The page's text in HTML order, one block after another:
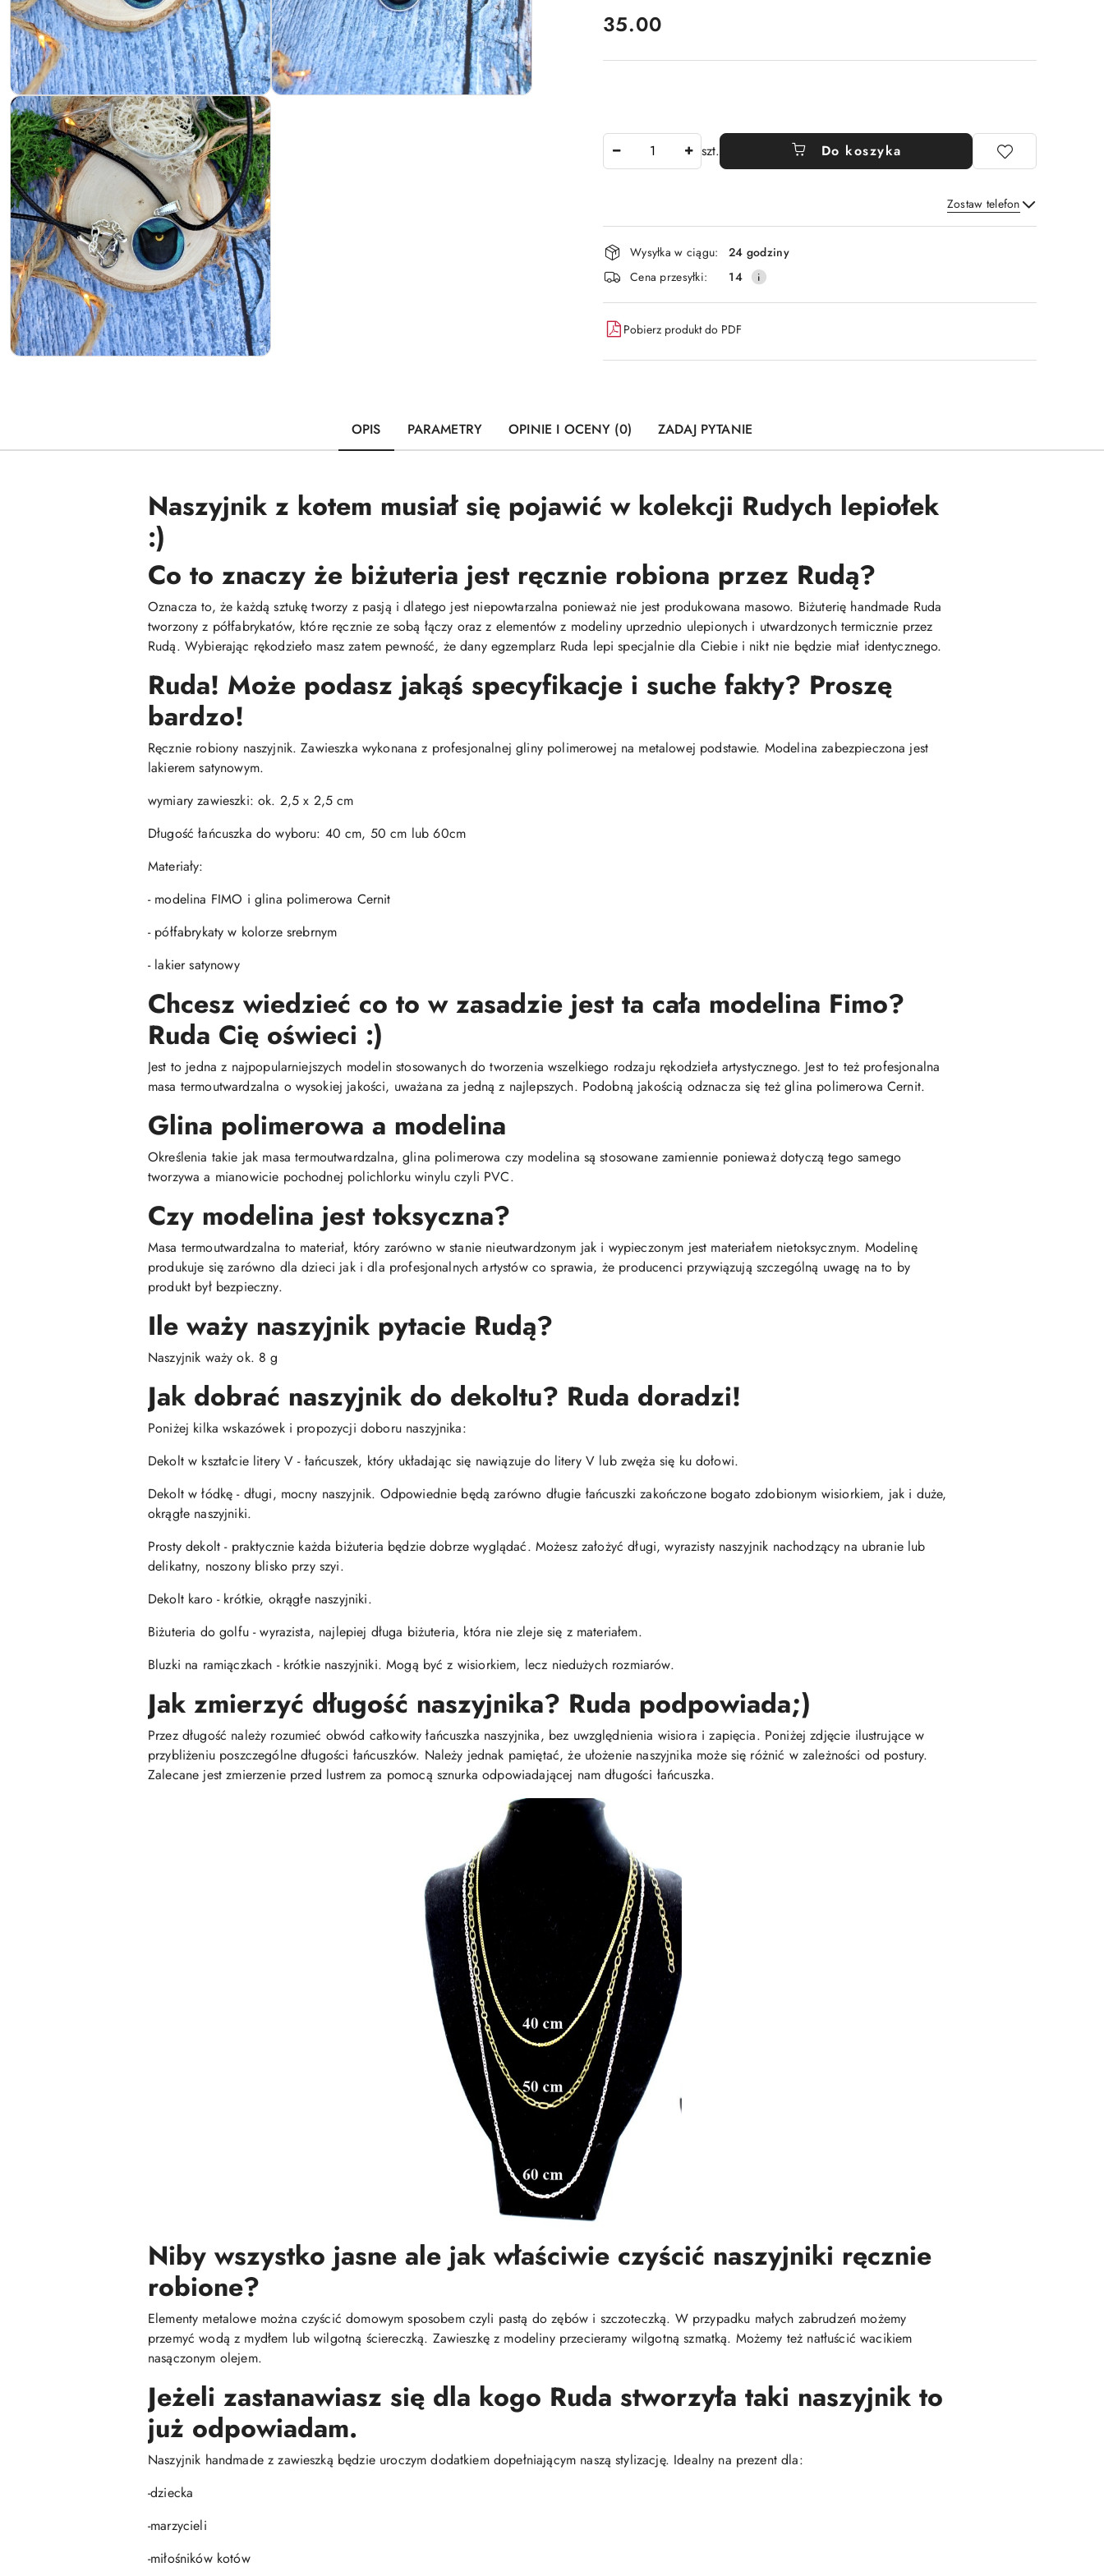
cena:
35.00
szt. Do koszyka
Zostaw telefon
Wyślij
Dostępność
i
dostawa
Wysyłka w ciągu:
24 godziny
Cena przesyłki:
14
Pobierz produkt do PDF
OPIS PARAMETRY OPINIE I OCENY (0) ZADAJ PYTANIE
Naszyjnik z kotem musiał się pojawić w kolekcji Rudych lepiołek
:)
Co to znaczy że biżuteria jest ręcznie robiona przez Rudą?
Oznacza to, że każdą sztukę tworzy z pasją i dlatego jest niepowtarzalna ponieważ nie jest produkowana masowo. Biżuterię handmade Ruda
tworzony z półfabrykatów, które ręcznie ze sobą łączy oraz z elementów z modeliny uprzednio ulepionych i utwardzonych termicznie przez
Rudą. Wybierając rękodzieło masz zatem pewność, że dany egzemplarz Ruda lepi specjalnie dla Ciebie i nikt nie będzie miał identycznego.
Ruda! Może podasz jakąś specyfikacje i suche fakty? Proszę
bardzo!
Ręcznie robiony naszyjnik. Zawieszka wykonana z profesjonalnej gliny polimerowej na metalowej podstawie. Modelina zabezpieczona jest
lakierem satynowym.
wymiary zawieszki: ok. 2,5 x 2,5 cm
Długość łańcuszka do wyboru: 40 cm, 50 cm lub 60cm
Materiały:
- modelina FIMO i glina polimerowa Cernit
- półfabrykaty w kolorze srebrnym
- lakier satynowy
Chcesz wiedzieć co to w zasadzie jest ta cała modelina Fimo?
Ruda Cię oświeci :)
Jest to jedna z najpopularniejszych modelin stosowanych do tworzenia wszelkiego rodzaju rękodzieła artystycznego. Jest to też profesjonalna
masa termoutwardzalna o wysokiej jakości, uważana za jedną z najlepszych. Podobną jakością odznacza się też glina polimerowa Cernit.
Glina polimerowa a modelina
Określenia takie jak masa termoutwardzalna, glina polimerowa czy modelina są stosowane zamiennie ponieważ dotyczą tego samego
tworzywa a mianowicie pochodnej polichlorku winylu czyli PVC.
Czy modelina jest toksyczna?
Masa termoutwardzalna to materiał, który zarówno w stanie nieutwardzonym jak i wypieczonym jest materiałem nietoksycznym. Modelinę
produkuje się zarówno dla dzieci jak i dla profesjonalnych artystów co sprawia, że producenci przywiązują szczególną uwagę na to by
produkt był bezpieczny.
Ile waży naszyjnik pytacie Rudą?
Naszyjnik waży ok. 8 g
Jak dobrać naszyjnik do dekoltu? Ruda doradzi!
Poniżej kilka wskazówek i propozycji doboru naszyjnika:
Dekolt w kształcie litery V - łańcuszek, który układając się nawiązuje do litery V lub zwęża się ku dołowi.
Dekolt w łódkę - długi, mocny naszyjnik. Odpowiednie będą zarówno długie łańcuszki zakończone bogato zdobionym wisiorkiem, jak i duże,
okrągłe naszyjniki.
Prosty dekolt - praktycznie każda biżuteria będzie dobrze wyglądać. Możesz założyć długi, wyrazisty naszyjnik nachodzący na ubranie lub
delikatny, noszony blisko przy szyi.
Dekolt karo - krótkie, okrągłe naszyjniki.
Biżuteria do golfu - wyrazista, najlepiej długa biżuteria, która nie zleje się z materiałem.
Bluzki na ramiączkach - krótkie naszyjniki. Mogą być z wisiorkiem, lecz niedużych rozmiarów.
Jak zmierzyć długość naszyjnika? Ruda podpowiada;)
Przez długość należy rozumieć obwód całkowity łańcuszka naszyjnika, bez uwzględnienia wisiora i zapięcia. Poniżej zdjęcie ilustrujące w
przybliżeniu poszczególne długości łańcuszków. Należy jednak pamiętać, że ułożenie naszyjnika może się różnić w zależności od postury.
Zalecane jest zmierzenie przed lustrem za pomocą sznurka odpowiadającej nam długości łańcuszka.
Niby wszystko jasne ale jak właściwie czyścić naszyjniki ręcznie
robione?
Elementy metalowe można czyścić domowym sposobem czyli pastą do zębów i szczoteczką. W przypadku małych zabrudzeń możemy
przemyć wodą z mydłem lub wilgotną ściereczką. Zawieszkę z modeliny przecieramy wilgotną szmatką. Możemy też natłuścić wacikiem
nasączonym olejem.
Jeżeli zastanawiasz się dla kogo Ruda stworzyła taki naszyjnik to
już odpowiadam.
Naszyjnik handmade z zawieszką będzie uroczym dodatkiem dopełniającym naszą stylizację. Idealny na prezent dla:
-dziecka
-marzycieli
-miłośników kotów